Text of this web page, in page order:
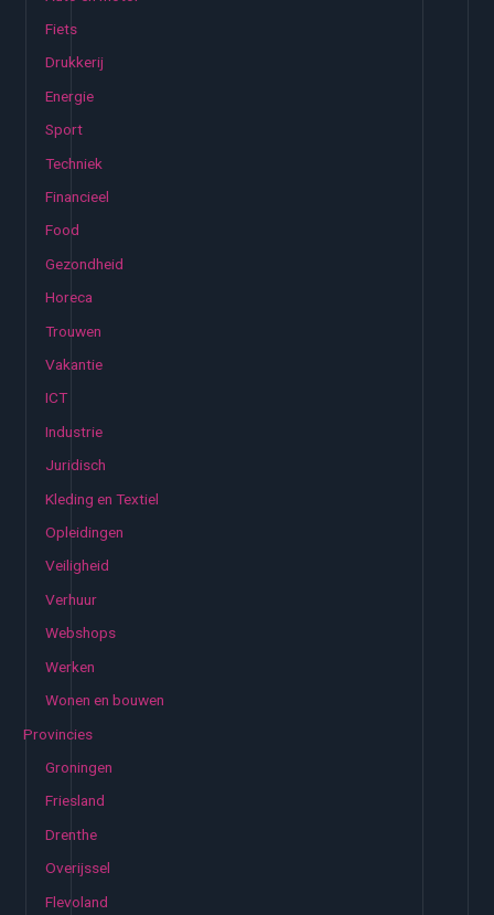
Fiets
Drukkerij
Energie
Sport
Techniek
Financieel
Food
Gezondheid
Horeca
Trouwen
Vakantie
ICT
Industrie
Juridisch
Kleding en Textiel
Opleidingen
Veiligheid
Verhuur
Webshops
Werken
Wonen en bouwen
Provincies
Groningen
Friesland
Drenthe
Overijssel
Flevoland